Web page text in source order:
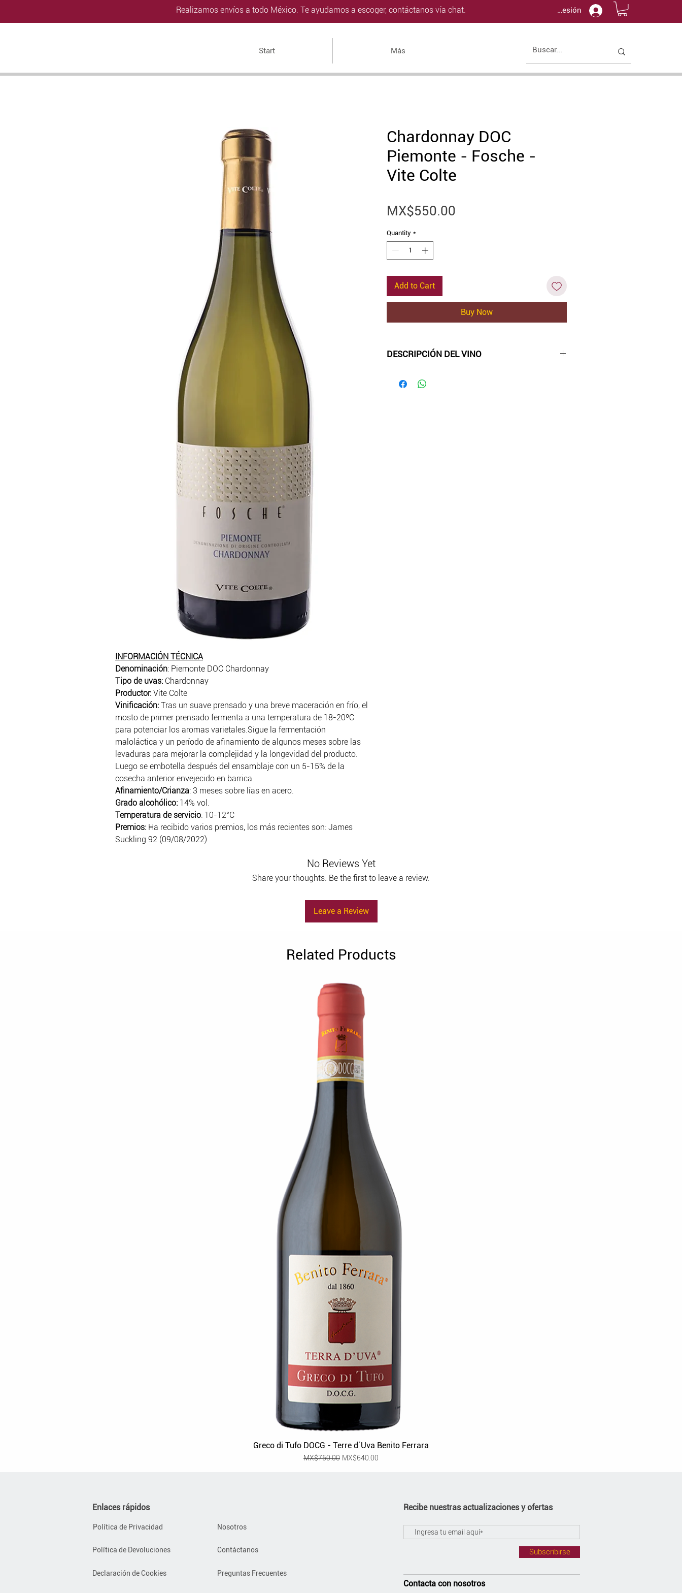
Realizamos envíos a todo México. Te ayudamos a escoger, contáctanos vía chat. Iniciar sesión
Start Más
INFORMACIÓN TÉCNICA
Denominación: Piemonte DOC Chardonnay
Tipo de uvas: Chardonnay
Productor: Vite Colte
Vinificación: Tras un suave prensado y una breve maceración en frío, el
mosto de primer prensado fermenta a una temperatura de 18-20ºC
para potenciar los aromas varietales.Sigue la fermentación
maloláctica y un período de afinamiento de algunos meses sobre las
levaduras para mejorar la complejidad y la longevidad del producto.
Luego se embotella después del ensamblaje con un 5-15% de la
cosecha anterior envejecido en barrica.
Afinamiento/Crianza: 3 meses sobre lías en acero.
Grado alcohólico: 14% vol.
Temperatura de servicio: 10-12°C
Premios: Ha recibido varios premios, los más recientes son: James
Suckling 92 (09/08/2022)
Chardonnay DOC
Piemonte - Fosche -
Vite Colte
MX$550.00
Quantity *
Add to Cart
Buy Now
DESCRIPCIÓN DEL VINO
-Aroma
: intenso y complejo, con notas de fruta
No Reviews Yet
Share your thoughts. Be the first to leave a review.
Leave a Review
Related Products
Greco di Tufo DOCG - Terre d´Uva Benito Ferrara
Regular Price
MX$750.00 Sale Price
MX$640.00
Enlaces rápidos
Política de Privacidad
Política de Devoluciones
Declaración de Cookies
Nosotros
Contáctanos
Preguntas Frecuentes
Recibe nuestras actualizaciones y ofertas
Subscribirse
Contacta con nosotros